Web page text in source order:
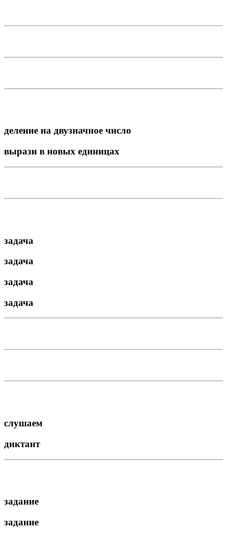
деление на двузначное число
вырази в новых единицах
задача
задача
задача
задача
слушаем
диктант
задание
задание